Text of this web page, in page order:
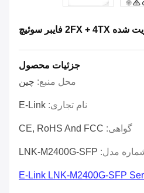
جزئیات محصول
محل منبع: چین
نام تجاری: E-Link
گواهی: CE, RoHS And FCC
مدل: LNK-M2400G-SFP
E-Link LNK-M2400G-SFP